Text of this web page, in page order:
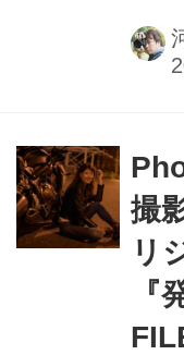
イン
きる
モデ
メる
撮
リ
『